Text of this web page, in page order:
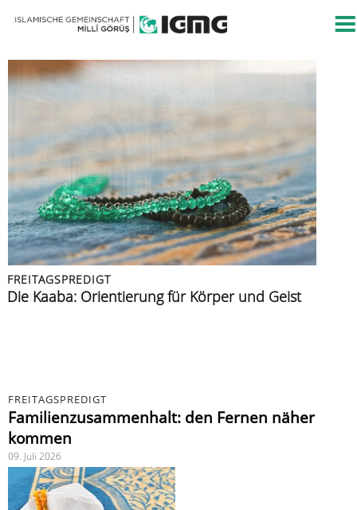
FREITAGSPREDIGT
Islamische Kultur
FREITAGSPREDIGT
Die Kaaba: Orientierung für Körper und Geist
PRESSEMITTEILUNG
Islamische Gemeinschaft verurteilt Angriff auf
FREITAGSPREDIGT
Azan: der Ruf zur Zeugenschaft
FREITAGSPREDIGT
Muslime im Urlaub
FREITAGSPREDIGT
Familienzusammenhalt: den Fernen näher
kommen
09. Juli 2026